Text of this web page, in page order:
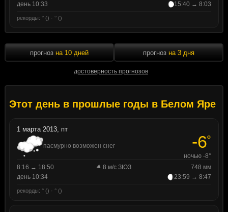
день 10:33
15:40 → 8:03
рекорды: ° () · ° ()
прогноз на 10 дней
достоверность прогнозов
прогноз на 3 дня
Этот день в прошлые годы в Белом Яре
1 марта 2013, пт
пасмурно возможен снег -6°
ночью -8°
8:16 → 18:50
8 м/с ЗЮЗ
748 мм
день 10:34
23:59 → 8:47
рекорды: ° () · ° ()